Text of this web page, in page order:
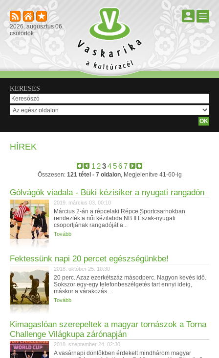
2026. augusztus 06.
csütörtök
KERESÉS
HÍREK
1 234567
Összesen: 121 tétel - 7 oldalon, Megjelenítve 41-60-ig
Gólvágók viadala - Büki kézisiker a nyugati rangadón
2019. március 03. 00:10
Március 2-án a répcelaki Répce Sportcsarnokban
rendezték a női kézilabda NB II Észak-nyugati
csoportjának rangadóját a...
Tovább
Fektessünk napi 20 percet egészségünkbe!
2018. október 25. 10:30
20 perc. Azaz ezerkétszáz másodperc. Nagyon kevés idő.
Sokszor egy-egy telefonbeszélgetés tart ennyi ideig,
máskor a várakozás...
Tovább
Kimagaslóan szerepeltek a magyar tornászok a Torna
Challenge Világkupa zárónapján
2018. szeptember 24. 02:30
A vasárnapi döntőkben érdekelt mindhárom magyar